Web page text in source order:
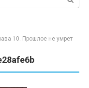
10. Прошлое не умрет